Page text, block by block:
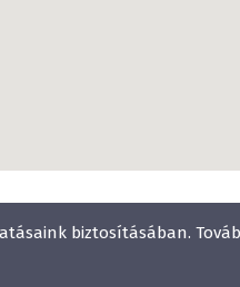
biztosításában.